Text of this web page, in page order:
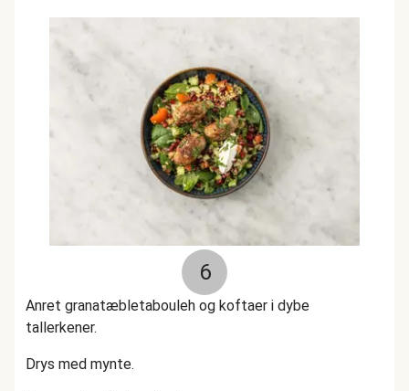
6
Anret granatæbletabouleh og koftaer i dybe
tallerkener.
Drys med mynte.